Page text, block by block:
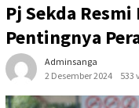
Pj Sekda
Pentingnya
Adminsanga
2 Desember 2024
533